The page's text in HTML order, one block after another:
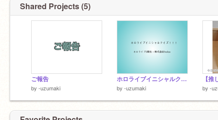
元カレも今カノもいます(^^)
Shared Projects (5)
ご報告
by -uzumaki
ホロライブイニシャルクイズ！！
by -uzumaki by -